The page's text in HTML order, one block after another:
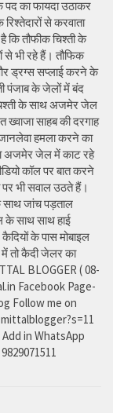
का फायदा उठाकर
से करवाता
कि तौफीक चिश्ती के
भी रहे हैं। तौफिक
ड्रग्स सप्लाई करने के
पंजाब के जेलों में बंद
चिश्ती के साथ अजमेर जेल
साहब की दरगाह
हमला करने का
अजमेर जेल में काट रहे
कॉल पर बात करने
भी सवाल उठते हैं।
साथ जांच पड़ताल
साथ साथ हाई
के पास मोबाइल
तो कैदी जेलर का
BLOGGER ( 08-
Facebook Page-
Follow me on
in WhatsApp